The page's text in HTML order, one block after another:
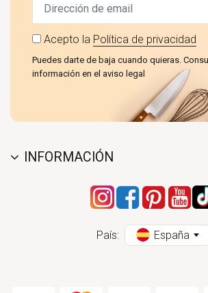
Acepto la Política de privacidad
Puedes darte de baja cuando quieras.
información en el aviso legal
INFORMACIÓN
País: España